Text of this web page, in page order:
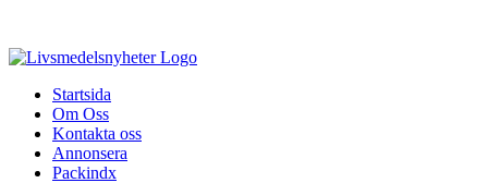
innehåll
Startsida
Om Oss
Kontakta oss
Annonsera
Packindx